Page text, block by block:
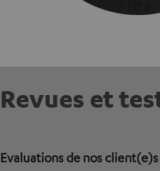
Revues et
Evaluations de nos